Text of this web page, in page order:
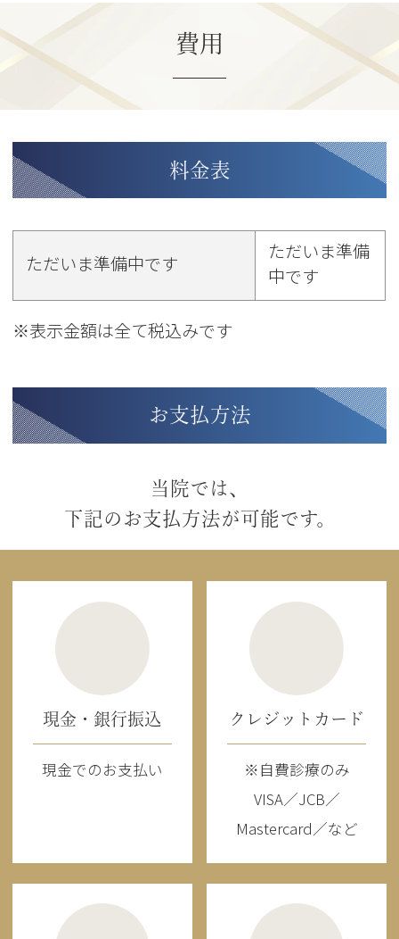
費用
料金表
ただいま準備中です
ただいま準備
中です
※表示金額は全て税込みです
お支払方法
当院では、
下記のお支払方法が可能です。
現金・銀行振込
現金でのお支払い
クレジットカード
※自費診療のみ
VISA／JCB／
Mastercard／など